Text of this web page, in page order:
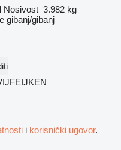
Nosivost 3.982 kg
gibanj/gibanj
i korisnički ugovor.